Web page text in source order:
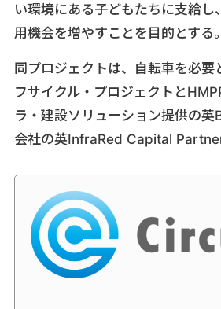
い環境にある子どもたちに支給
用機会を増やすことを目的とする。
同プロジェクトは、自転車を必
フサイクル・プロジェクトと
ラ・建設ソリューション提供の
会社の英InfraRed Capital